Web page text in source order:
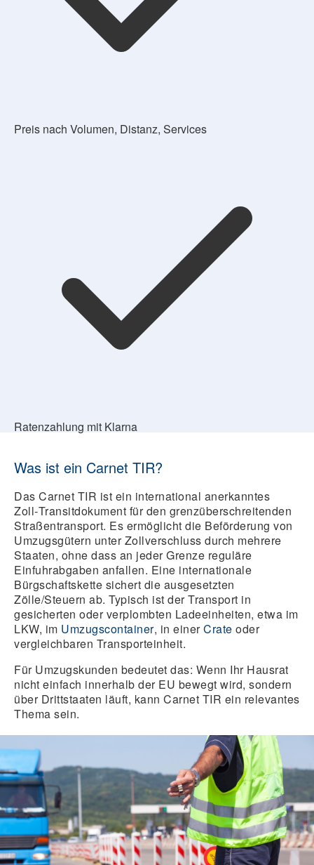
Preis nach Volumen, Distanz, Services
Ratenzahlung mit Klarna
Was ist ein Carnet TIR?
Das Carnet TIR ist ein international anerkanntes
Zoll‑Transitdokument für den grenzüberschreitenden
Straßentransport. Es ermöglicht die Beförderung von
Umzugsgütern unter Zollverschluss durch mehrere
Staaten, ohne dass an jeder Grenze reguläre
Einfuhrabgaben anfallen. Eine internationale
Bürgschaftskette sichert die ausgesetzten
Zölle/Steuern ab. Typisch ist der Transport in
gesicherten oder verplombten Ladeeinheiten, etwa im
LKW, im Umzugscontainer, in einerCrate oder
vergleichbaren Transporteinheit.
Für Umzugskunden bedeutet das: Wenn Ihr Hausrat
nicht einfach innerhalb der EU bewegt wird, sondern
über Drittstaaten läuft, kann Carnet TIR ein relevantes
Thema sein.